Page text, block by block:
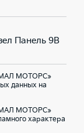
Панель 9В
МОТОРС»
данных на
МОТОРС»
характера